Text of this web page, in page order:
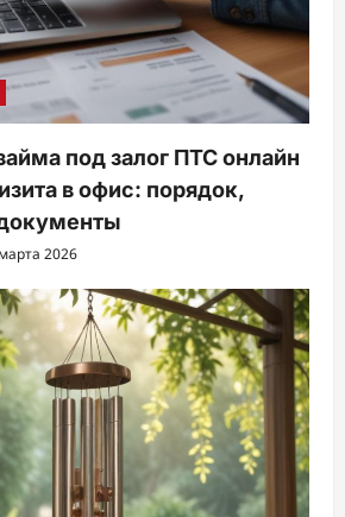
под залог ПТС онлайн
в офис: порядок,
2026